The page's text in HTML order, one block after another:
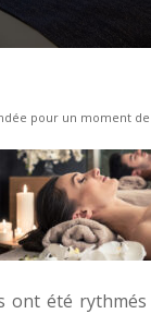
pour un moment
ont été rythmés